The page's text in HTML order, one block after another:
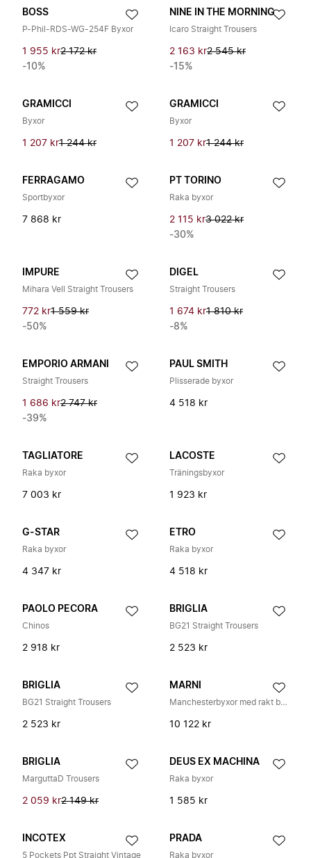
BOSS
P-Phil-RDS-WG-254F Byxor
1 955 kr2 172 kr
-10%
NINE IN THE MORNING
Icaro Straight Trousers
2 163 kr2 545 kr
-15%
GRAMICCI
Byxor
1 207 kr1 244 kr
GRAMICCI
Byxor
1 207 kr1 244 kr
FERRAGAMO
Sportbyxor
7 868 kr
PT TORINO
Raka byxor
2 115 kr3 022 kr
-30%
IMPURE
Mihara Vell Straight Trousers
772 kr1 559 kr
-50%
DIGEL
Straight Trousers
1 674 kr1 810 kr
-8%
EMPORIO ARMANI
Straight Trousers
1 686 kr2 747 kr
-39%
PAUL SMITH
Plisserade byxor
4 518 kr
TAGLIATORE
Raka byxor
7 003 kr
LACOSTE
Träningsbyxor
1 923 kr
G-STAR
Raka byxor
4 347 kr
ETRO
Raka byxor
4 518 kr
PAOLO PECORA
Chinos
2 918 kr
BRIGLIA
BG21 Straight Trousers
2 523 kr
BRIGLIA
BG21 Straight Trousers
2 523 kr
MARNI
Manchesterbyxor med rakt ben
10 122 kr
BRIGLIA
MarguttaD Trousers
2 059 kr2 149 kr
DEUS EX MACHINA
Raka byxor
1 585 kr
INCOTEX
5 Pockets Ppt Straight Vintage
PRADA
Raka byxor